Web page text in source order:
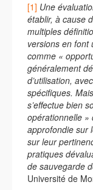
[1] Une
établir, à cause
multiples
versions en font
comme «
généralement
d’utilisation,
spécifiques.
s’effectue bien
opérationnelle »
approfondie sur
sur leur
pratiques
de sauvegarde
Université de